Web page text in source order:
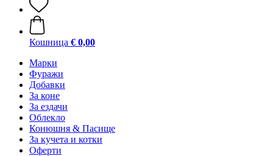
Кошница € 0,00
Марки
Фуражи
Добавки
За коне
За ездачи
Облекло
Конюшня & Пасище
За кучета и котки
Оферти